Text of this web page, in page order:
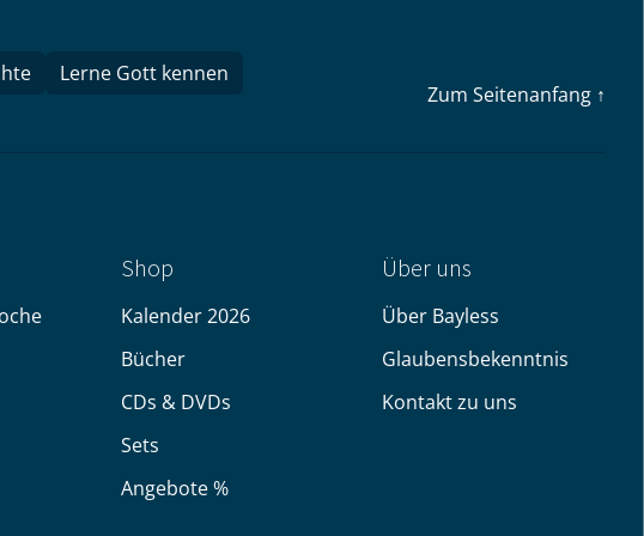
Lerne Gott kennen
Zum Seitenanfang ↑
Shop
Kalender 2026
Bücher
CDs & DVDs
Sets
Angebote %
Über uns
Über Bayless
Glaubensbekenntnis
Kontakt zu uns